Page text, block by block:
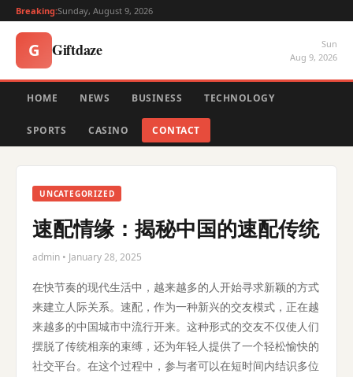
Breaking:Sunday, August 9, 2026
G Giftdaze
Sun
Aug 9, 2026
HOME NEWS BUSINESS TECHNOLOGY
SPORTS CASINO CONTACT
UNCATEGORIZED
速配情缘：揭秘中国的速配传统
admin • January 28, 2025
在快节奏的现代生活中，越来越多的人开始寻求新颖的方式
来建立人际关系。速配，作为一种新兴的交友模式，正在越
来越多的中国城市中流行开来。这种形式的交友不仅使人们
摆脱了传统相亲的束缚，还为年轻人提供了一个轻松愉快的
社交平台。在这个过程中，参与者可以在短时间内结识多位